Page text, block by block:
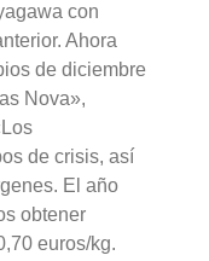
con
Ahora
de diciembre
Nova»,
de crisis, así
El año
obtener
euros/kg.